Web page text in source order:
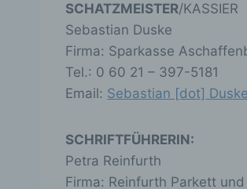
SCHATZMEISTER/KASSIER
Sebastian Duske
Firma: Sparkasse
Tel.: 0 60 21 – 397-5181
Email: Sebastian [dot]
SCHRIFTFÜHRERIN:
Petra Reinfurth
Firma: Reinfurth Parkett